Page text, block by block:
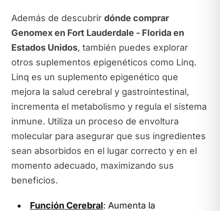
Además de descubrir dónde comprar
Genomex en Fort Lauderdale - Florida en
Estados Unidos, también puedes explorar
otros suplementos epigenéticos como Linq.
Linq es un suplemento epigenético que
mejora la salud cerebral y gastrointestinal,
incrementa el metabolismo y regula el sistema
inmune. Utiliza un proceso de envoltura
molecular para asegurar que sus ingredientes
sean absorbidos en el lugar correcto y en el
momento adecuado, maximizando sus
beneficios.
Función Cerebral: Aumenta la